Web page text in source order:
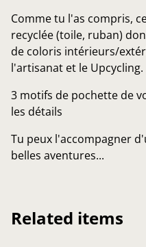
Comme tu l'as compris,
recyclée (toile, ruban)
de coloris intérieurs/
l'artisanat et le Upcycling.
3 motifs de pochette de
les détails
Tu peux l'accompagner
belles aventures...
Related items